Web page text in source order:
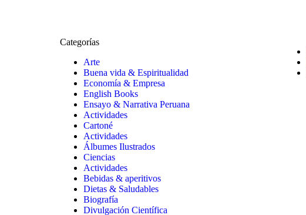
Categorías
Arte
Buena vida & Espiritualidad
Economía & Empresa
English Books
Ensayo & Narrativa Peruana
Actividades
Cartoné
Actividades
Álbumes Ilustrados
Ciencias
Actividades
Bebidas & aperitivos
Dietas & Saludables
Biografía
Divulgación Científica